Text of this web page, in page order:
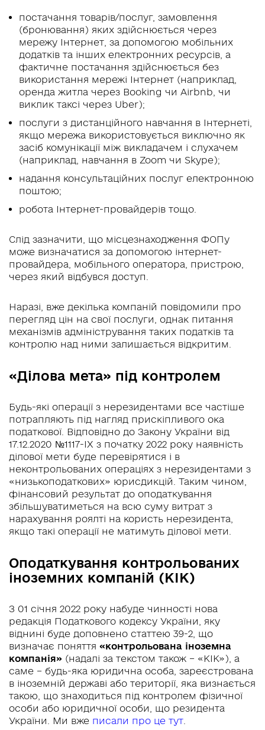
постачання товарів/послуг, замовлення
(бронювання) яких здійснюється через
мережу Інтернет, за допомогою мобільних
додатків та інших електронних ресурсів, а
фактичне постачання здійснюється без
використання мережі Інтернет (наприклад,
оренда житла через Booking чи Airbnb, чи
виклик таксі через Uber);
послуги з дистанційного навчання в Інтернеті,
якщо мережа використовується виключно як
засіб комунікації між викладачем і слухачем
(наприклад, навчання в Zoom чи Skype);
надання консультаційних послуг електронною
поштою;
робота Інтернет-провайдерів тощо.
Слід зазначити, що місцезнаходження ФОПу
може визначатися за допомогою інтернет-
провайдера, мобільного оператора, пристрою,
через який відбувся доступ.
Наразі, вже декілька компаній повідомили про
перегляд цін на свої послуги, однак питання
механізмів адміністрування таких податків та
контролю над ними залишається відкритим.
«Ділова мета» під контролем
Будь-які операції з нерезидентами все частіше
потрапляють під нагляд прискіпливого ока
податкової. Відповідно до Закону України від
17.12.2020 №1117-IX з початку 2022 року наявність
ділової мети буде перевірятися і в
неконтрольованих операціях з нерезидентами з
«низькоподаткових» юрисдикцій. Таким чином,
фінансовий результат до оподаткування
збільшуватиметься на всю суму витрат з
нарахування роялті на користь нерезидента,
якщо такі операції не матимуть ділової мети.
Оподаткування контрольованих
іноземних компаній (КІК)
З 01 січня 2022 року набуде чинності нова
редакція Податкового кодексу України, яку
віднині буде доповнено статтею 39-2, що
визначає поняття «контрольована іноземна
компанія» (надалі за текстом також – «КІК»), а
саме – будь-яка юридична особа, зареєстрована
в іноземній державі або території, яка визнається
такою, що знаходиться під контролем фізичної
особи або юридичної особи, що резидента
України. Ми вже писали про це тут